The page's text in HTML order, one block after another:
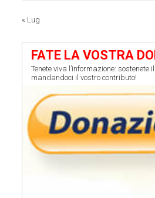
« Lug
FATE LA VOSTRA
Tenete viva l’informazione: sostenete
mandandoci il vostro contributo!